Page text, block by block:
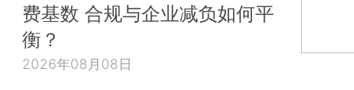
费基数 合规与企业减负如何平
衡？
2026年08月08日